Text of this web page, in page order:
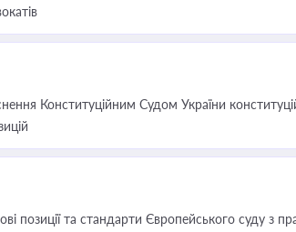
Конституційним Судом України
позиції та стандарти Європейського суду з